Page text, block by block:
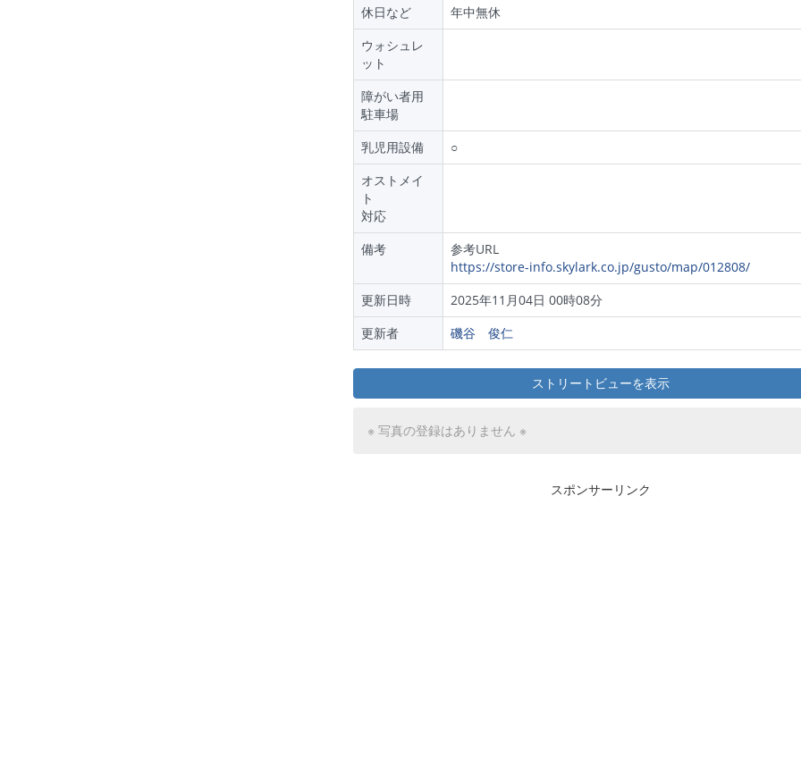
休日など
年中無休
ウォシュレ
ット
障がい者用
駐車場
乳児用設備
○
オストメイ
ト
対応
備考
参考URL
https://store-info.skylark.co.jp/gusto/map/012808/
更新日時
2025年11月04日 00時08分
更新者
磯谷 俊仁
ストリートビューを表示
※ 写真の登録はありません ※
スポンサーリンク